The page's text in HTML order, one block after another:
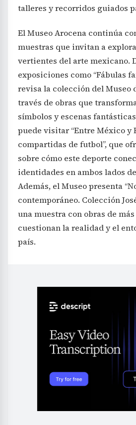
talleres y recorridos guiados
El Museo Arocena continúa
muestras que invitan a
vertientes del arte mexicano.
exposiciones como “Fábulas
revisa la colección del Museo
través de obras que
símbolos y escenas
puede visitar “Entre México y
compartidas de futbol”, que
sobre cómo este deporte
identidades en ambos lados
Además, el Museo presenta
contemporáneo. Colección
una muestra con obras de
cuestionan la realidad y el
país.